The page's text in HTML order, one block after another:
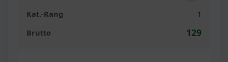
1
129